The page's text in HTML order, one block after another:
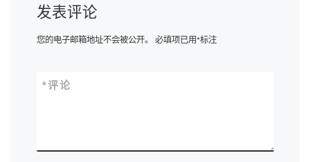
发表评论
您的电子邮箱地址不会被公开。 必填项已用*标注
评论
*